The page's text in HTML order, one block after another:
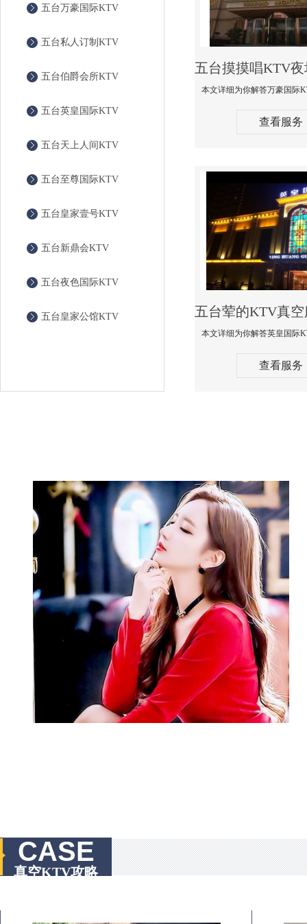
五台万豪国际KTV
五台私人订制KTV
五台伯爵会所KTV
五台英皇国际KTV
五台天上人间KTV
五台至尊国际KTV
五台皇家壹号KTV
五台新鼎会KTV
五台夜色国际KTV
五台皇家公馆KTV
查看服务
查看服务
CASE
真空KTV攻略